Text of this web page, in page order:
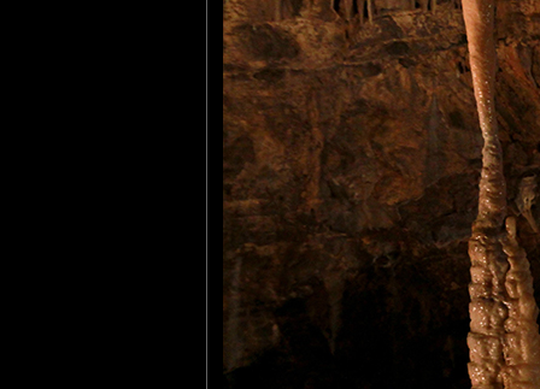
Le mot "Kras" fut
l'Empire austro-hongrois.
C'est dans cette grotte
de faune cavernicole ont
Presque l'endroit idéal
En plus, c'est beau..!